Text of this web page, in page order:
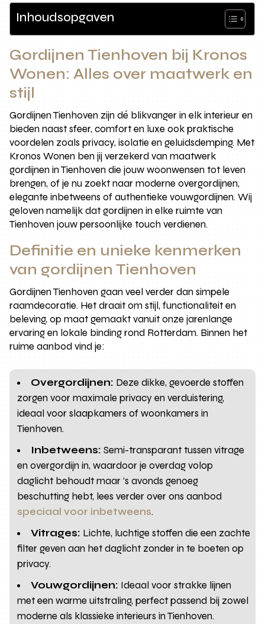
Inhoudsopgaven
Gordijnen Tienhoven bij Kronos
Wonen: Alles over maatwerk en
stijl
Gordijnen Tienhoven zijn dé blikvanger in elk interieur en
bieden naast sfeer, comfort en luxe ook praktische
voordelen zoals privacy, isolatie en geluidsdemping. Met
Kronos Wonen ben jij verzekerd van maatwerk
gordijnen in Tienhoven die jouw woonwensen tot leven
brengen, of je nu zoekt naar moderne overgordijnen,
elegante inbetweens of authentieke vouwgordijnen. Wij
geloven namelijk dat gordijnen in elke ruimte van
Tienhoven jouw persoonlijke touch verdienen.
Definitie en unieke kenmerken
van gordijnen Tienhoven
Gordijnen Tienhoven gaan veel verder dan simpele
raamdecoratie. Het draait om stijl, functionaliteit en
beleving, op maat gemaakt vanuit onze jarenlange
ervaring en lokale binding rond Rotterdam. Binnen het
ruime aanbod vind je:
Overgordijnen: Deze dikke, gevoerde stoffen
zorgen voor maximale privacy en verduistering,
ideaal voor slaapkamers of woonkamers in
Tienhoven.
Inbetweens: Semi-transparant tussen vitrage
en overgordijn in, waardoor je overdag volop
daglicht behoudt maar ‘s avonds genoeg
beschutting hebt, lees verder over ons aanbod
speciaal voor inbetweens.
Vitrages: Lichte, luchtige stoffen die een zachte
filter geven aan het daglicht zonder in te boeten op
privacy.
Vouwgordijnen: Ideaal voor strakke lijnen
met een warme uitstraling, perfect passend bij zowel
moderne als klassieke interieurs in Tienhoven.